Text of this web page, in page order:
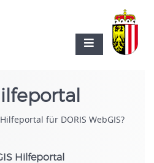
für DORIS WebGIS?
Hilfeportal